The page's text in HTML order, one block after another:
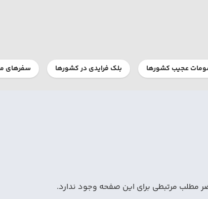
عجیب کشورها بلک فرایدی در کشورها سفرهای
مطلب مرتبطی برای این صفحه وجود ندارد.